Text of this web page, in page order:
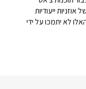
אוזניות ייעודיות
לא יתמכו על ידי